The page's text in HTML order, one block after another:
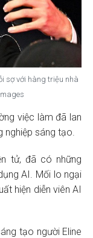
sợ với hàng triệu nhà
việc làm đã lan
sáng tạo.
tử, đã có những
AI. Mối lo ngại
hiện diễn viên AI
tạo người Eline